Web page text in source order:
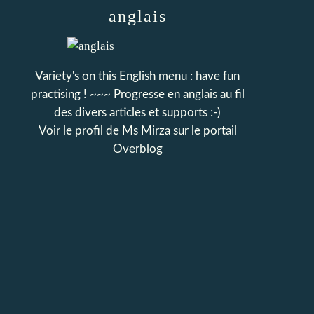
anglais
Variety's on this English menu : have fun
practising ! ~~~ Progresse en anglais au fil
des divers articles et supports :-)
Voir le profil de Ms Mirzasur le portail
Overblog